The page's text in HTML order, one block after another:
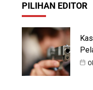
PILIHAN EDITOR